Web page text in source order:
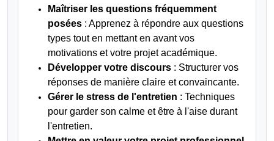
Maîtriser les questions fréquemment
posées : Apprenez à répondre aux questions
types tout en mettant en avant vos
motivations et votre projet académique.
Développer votre discours : Structurer vos
réponses de manière claire et convaincante.
Gérer le stress de l'entretien : Techniques
pour garder son calme et être à l'aise durant
l'entretien.